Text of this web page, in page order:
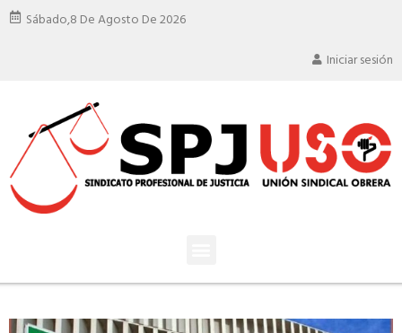
Sábado,8 De Agosto De 2026
Iniciar sesión